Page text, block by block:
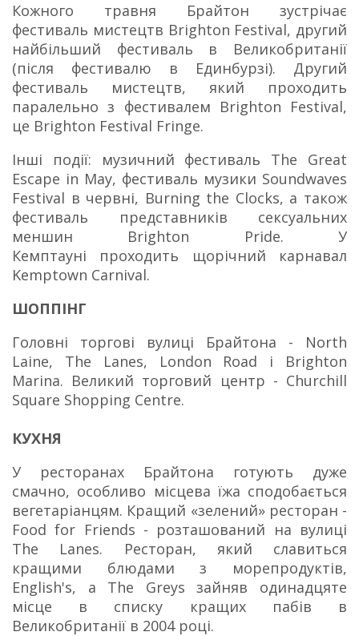
Кожного травня Брайтон зустрічає
фестиваль мистецтв Brighton Festival, другий
найбільший фестиваль в Великобританії
(після фестивалю в Единбурзі). Другий
фестиваль мистецтв, який проходить
паралельно з фестивалем Brighton Festival,
це Brighton Festival Fringe.
Інші події: музичний фестиваль The Great
Escape in May, фестиваль музики Soundwaves
Festival в червні, Burning the Clocks, а також
фестиваль представників сексуальних
меншин Brighton Pride. У
Кемптауні проходить щорічний карнавал
Kemptown Carnival.
ШОППІНГ
Головні торгові вулиці Брайтона - North
Laine, The Lanes, London Road і Brighton
Marina. Великий торговий центр - Churchill
Square Shopping Centre.
КУХНЯ
У ресторанах Брайтона готують дуже
смачно, особливо місцева їжа сподобається
вегетаріанцям. Кращий «зелений» ресторан -
Food for Friends - розташований на вулиці
The Lanes.
Ресторан, який славиться
кращими блюдами з морепродуктів,
English's, а The Greys зайняв одинадцяте
місце в списку кращих пабів в
Великобританії в 2004 році.